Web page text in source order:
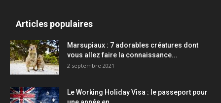
Articles populaires
Marsupiaux : 7 adorables créatures dont
vous allez faire la connaissance...
2 septembre 2021
Le Working Holiday Visa : le passeport pour